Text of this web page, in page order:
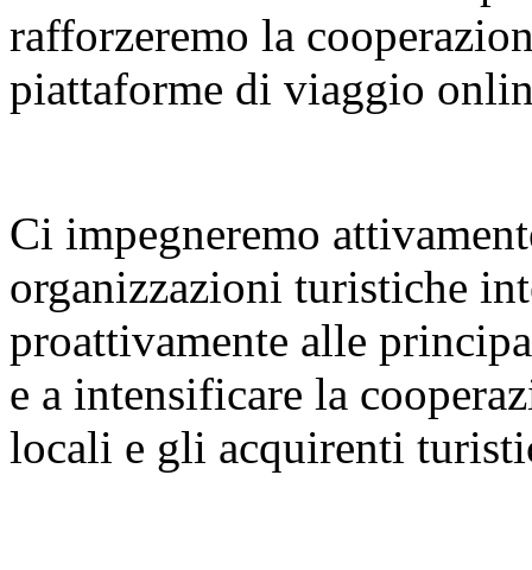
rafforzeremo la
piattaforme di viaggio
Ci impegneremo
organizzazioni turistiche
proattivamente alle
e a intensificare la
locali e gli acquirenti